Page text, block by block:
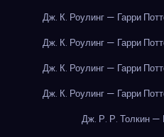
Дж. К. Роулинг — Гарри
Дж. К. Роулинг — Гарри
Дж. К. Роулинг — Гарри
Дж. К. Роулинг — Гарри
Дж. Р. Р. Толкин —